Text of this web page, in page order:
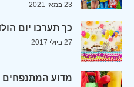
23 במאי 2021
כך תערכו יום
27 ביולי 2017
מדוע